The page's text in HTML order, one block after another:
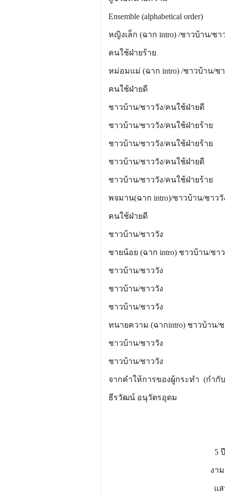
Ensemble (alphabetical order)
หญิงเล็ก (ฉาก intro) /ชาวบ้า
คนใช้ฝ่ายร้าย
หม่อมแม่ (ฉาก intro) /ชาวบ้า
คนใช้ฝ่ายดี
ชาวบ้าน/ชาววัง/คนใช้ฝ่
ชาวบ้าน/ชาววัง/คนใช้ฝ่า
ชาวบ้าน/ชาววัง/คนใช้ฝ่า
ชาวบ้าน/ชาววัง/คนใช้ฝ่า
ชาวบ้าน/ชาววัง/คนใช้ฝ่า
พจมาน(ฉาก intro)/ชาวบ้าน/
คนใช้ฝ่ายดี
ชาวบ้าน/ชาววัง ไก
ชายน้อย (ฉาก intro) ชาวบ้า
ชาวบ้าน/ชาววัง ชว
ชาวบ้าน/ชาววัง
ชาวบ้าน/ชาววัง พัช
ทนายความ (ฉากintro) ชาวบ้า
ชาวบ้าน/ชาววัง ศุภ
ชาวบ้าน/ชาววัง สถิ
จากคำให้การของผู้กระทำ (กำกั
ธีรวัฒน์ อนุวัตรอุดม
5
งา
แ